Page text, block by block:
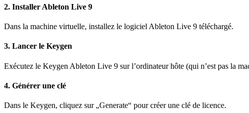
2. Installer Ableton Live 9
Dans la machine virtuelle, installez le logiciel Ableton Live 9 téléchargé.
3. Lancer le Keygen
Exécutez le Keygen Ableton Live 9 sur l’ordinateur hôte (qui n’est pas la
4. Générer une clé
Dans le Keygen, cliquez sur „Generate“ pour créer une clé de licence.